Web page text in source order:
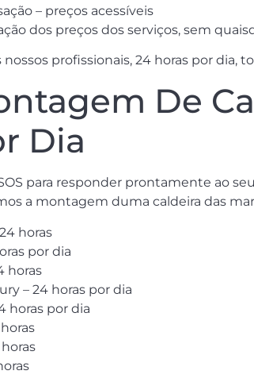
– preços acessíveis
dos preços dos serviços, sem
profissionais, 24 horas por dia,
De
Dia
para responder prontamente ao
a montagem duma caldeira das
horas
por dia
horas
– 24 horas por dia
horas por dia